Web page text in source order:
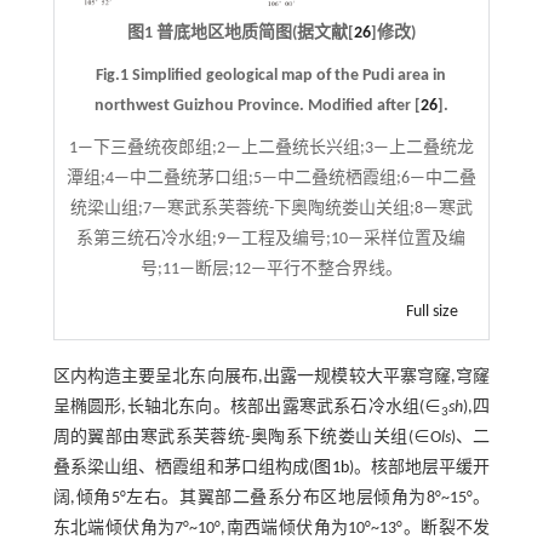
图1 普底地区地质简图(据文献[26]修改)
Fig.1 Simplified geological map of the Pudi area in
northwest Guizhou Province. Modified after [26].
1—下三叠统夜郎组;2—上二叠统长兴组;3—上二叠统龙
潭组;4—中二叠统茅口组;5—中二叠统栖霞组;6—中二叠
统梁山组;7—寒武系芙蓉统-下奥陶统娄山关组;8—寒武
系第三统石冷水组;9—工程及编号;10—采样位置及编
号;11—断层;12—平行不整合界线。
Full size
区内构造主要呈北东向展布,出露一规模较大平寨穹窿,穹窿
呈椭圆形,长轴北东向。核部出露寒武系石冷水组(∈3sh),四
周的翼部由寒武系芙蓉统-奥陶系下统娄山关组(∈Ols)、二
叠系梁山组、栖霞组和茅口组构成(图1b)。核部地层平缓开
阔,倾角5°左右。其翼部二叠系分布区地层倾角为8°~15°。
东北端倾伏角为7°~10°,南西端倾伏角为10°~13°。断裂不发